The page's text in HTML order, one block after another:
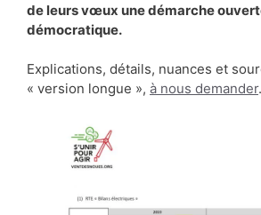
de leurs vœux une démarche
démocratique.
Explications, détails, nuances et
« version longue », à nous demander.